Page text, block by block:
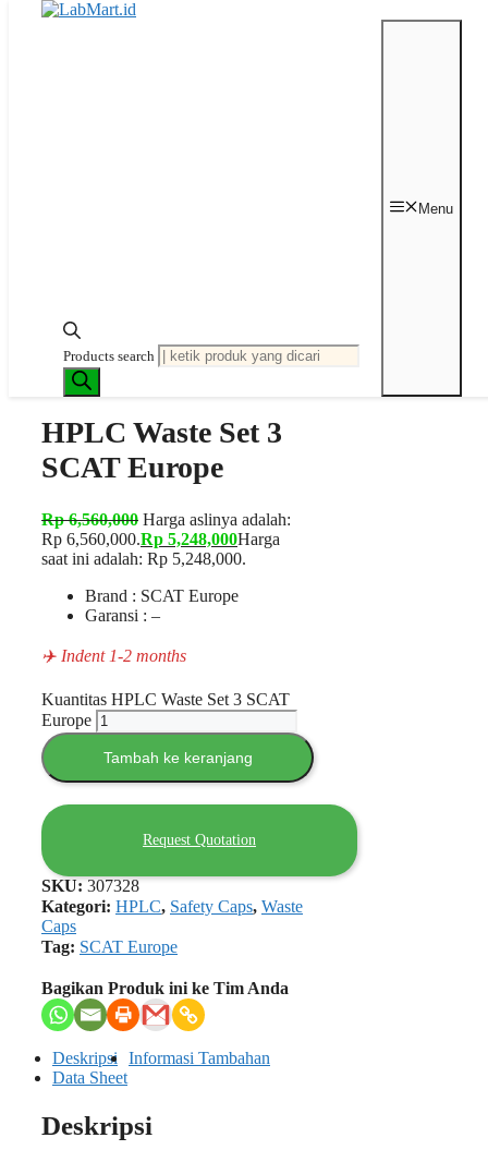
Langsung ke isi
Products search
Menu
PROMO
-20%
HPLC Waste Set 3
SCAT Europe
Rp6,560,000 Harga aslinya adalah:
Rp 6,560,000.Rp 5,248,000Harga
saat ini adalah: Rp 5,248,000.
Brand : SCAT Europe
Garansi : –
✈️ Indent 1-2 months
Kuantitas HPLC Waste Set 3 SCAT
Europe
Tambah ke keranjang
Request Quotation
SKU: 307328
Kategori: HPLC, Safety Caps, Waste
Caps
Tag: SCAT Europe
Bagikan Produk ini ke Tim Anda
Deskripsi Informasi Tambahan
Data Sheet
Deskripsi